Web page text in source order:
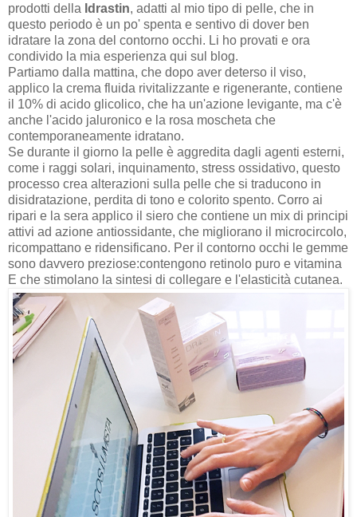
prodotti della Idrastin, adatti al mio tipo di pelle, che in
questo periodo è un po' spenta e sentivo di dover ben
idratare la zona del contorno occhi. Li ho provati e ora
condivido la mia esperienza qui sul blog.
Partiamo dalla mattina, che dopo aver deterso il viso,
applico la crema fluida rivitalizzante e rigenerante, contiene
il 10% di acido glicolico, che ha un'azione levigante, ma c'è
anche l'acido jaluronico e la rosa moscheta che
contemporaneamente idratano.
Se durante il giorno la pelle è aggredita dagli agenti esterni,
come i raggi solari, inquinamento, stress ossidativo, questo
processo crea alterazioni sulla pelle che si traducono in
disidratazione, perdita di tono e colorito spento. Corro ai
ripari e la sera applico il siero che contiene un mix di principi
attivi ad azione antiossidante, che migliorano il microcircolo,
ricompattano e ridensificano. Per il contorno occhi le gemme
sono davvero preziose:contengono retinolo puro e vitamina
E che stimolano la sintesi di collegare e l'elasticità cutanea.